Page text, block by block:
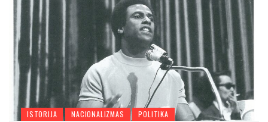
ISTORIJA NACIONALIZMAS POLITIKA